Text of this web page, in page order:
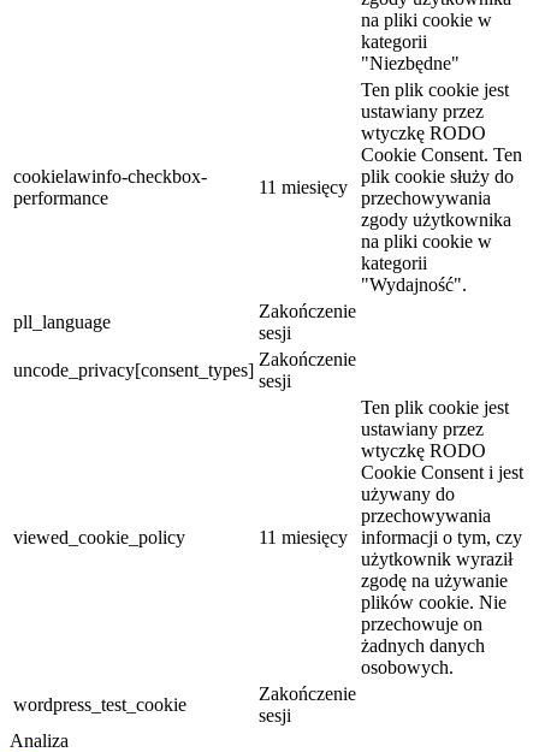
na pliki cookie w
kategorii
"Niezbędne"
cookielawinfo-checkbox-
performance
11 miesięcy
Ten plik cookie jest
ustawiany przez
wtyczkę RODO
Cookie Consent. Ten
plik cookie służy do
przechowywania
zgody użytkownika
na pliki cookie w
kategorii
"Wydajność".
pll_language
Zakończenie
sesji
uncode_privacy[consent_types]
Zakończenie
sesji
viewed_cookie_policy 11 miesięcy
Ten plik cookie jest
ustawiany przez
wtyczkę RODO
Cookie Consent i jest
używany do
przechowywania
informacji o tym, czy
użytkownik wyraził
zgodę na używanie
plików cookie. Nie
przechowuje on
żadnych danych
osobowych.
wordpress_test_cookie
Zakończenie
sesji
Analiza